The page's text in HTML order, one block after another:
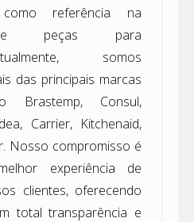
referência na
peças para
somos
das principais marcas
Consul,
Carrier, Kitchenaid,
Nosso compromisso é
experiência de
clientes, oferecendo
total transparência e